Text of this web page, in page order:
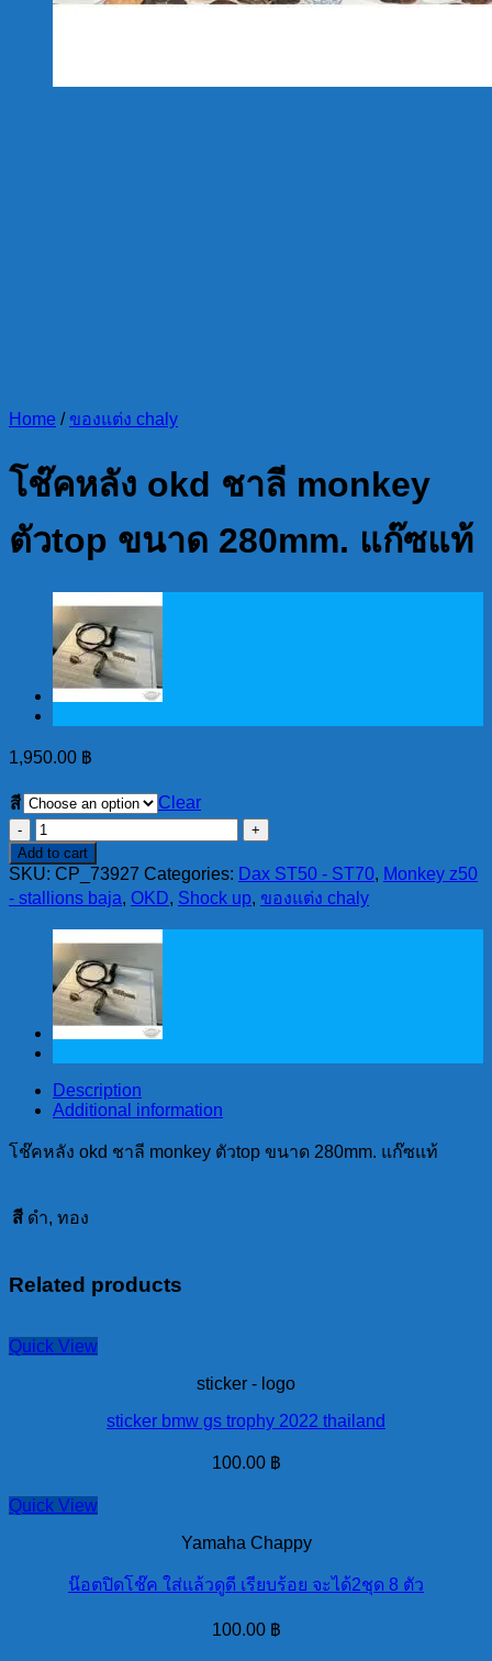
Home / ของแต่ง chaly
โช๊คหลัง okd ชาลี monkey
ตัวtop ขนาด 280mm. แก๊ซแท้
1,950.00 ฿
สี
Clear
โช๊
คห
ลัง
okd
ชาลี
monkey
ตัวtop
ขนาด
280mm.
แก๊ซ
แท้
quantity
Add to cart
SKU: CP_73927 Categories: Dax ST50 - ST70, Monkey z50
- stallions baja, OKD, Shock up, ของแต่ง chaly
Description
Additional information
โช๊คหลัง okd ชาลี monkey ตัวtop ขนาด 280mm. แก๊ซแท้
สี ดำ, ทอง
Related products
Quick View
sticker - logo
sticker bmw gs trophy 2022 thailand
100.00 ฿
Quick View
Yamaha Chappy
น๊อตปิดโช๊ค ใส่แล้วดูดี เรียบร้อย จะได้2ชุด 8 ตัว
100.00 ฿